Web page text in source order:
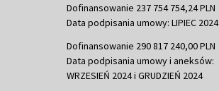
Dofinansowanie 237 754 754,24 PLN
Data podpisania umowy: LIPIEC 2024
Dofinansowanie 290 817 240,00 PLN
Data podpisania umowy i aneksów:
WRZESIEŃ 2024 i GRUDZIEŃ 2024